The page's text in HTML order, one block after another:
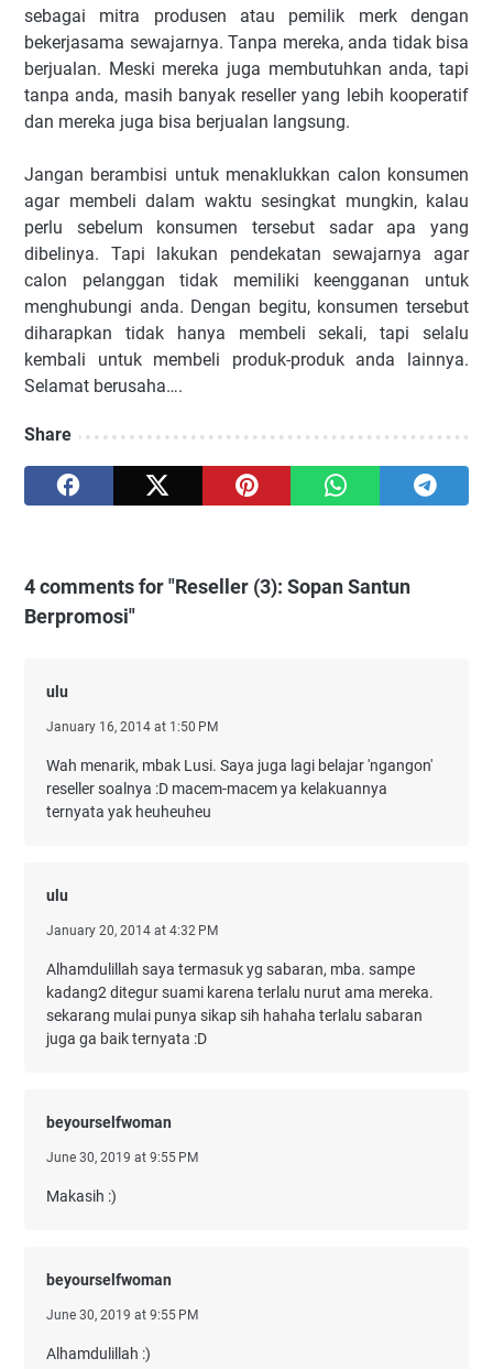
sebagai mitra produsen atau pemilik merk dengan
bekerjasama sewajarnya. Tanpa mereka, anda tidak bisa
berjualan. Meski mereka juga membutuhkan anda, tapi
tanpa anda, masih banyak reseller yang lebih kooperatif
dan mereka juga bisa berjualan langsung.
Jangan berambisi untuk menaklukkan calon konsumen
agar membeli dalam waktu sesingkat mungkin, kalau
perlu sebelum konsumen tersebut sadar apa yang
dibelinya. Tapi lakukan pendekatan sewajarnya agar
calon pelanggan tidak memiliki keengganan untuk
menghubungi anda. Dengan begitu, konsumen tersebut
diharapkan tidak hanya membeli sekali, tapi selalu
kembali untuk membeli produk-produk anda lainnya.
Selamat berusaha….
Share
4 comments for "Reseller (3): Sopan Santun
Berpromosi"
ulu
January 16, 2014 at 1:50 PM
Wah menarik, mbak Lusi. Saya juga lagi belajar 'ngangon'
reseller soalnya :D macem-macem ya kelakuannya
ternyata yak heuheuheu
ulu
January 20, 2014 at 4:32 PM
Alhamdulillah saya termasuk yg sabaran, mba. sampe
kadang2 ditegur suami karena terlalu nurut ama mereka.
sekarang mulai punya sikap sih hahaha terlalu sabaran
juga ga baik ternyata :D
beyourselfwoman
June 30, 2019 at 9:55 PM
Makasih :)
beyourselfwoman
June 30, 2019 at 9:55 PM
Alhamdulillah :)